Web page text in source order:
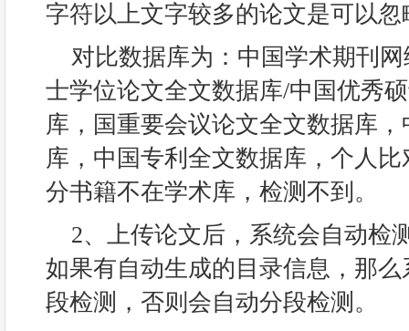
字符以上文字较多的论文是可以忽
对比数据库为：中国学术期刊
士学位论文全文数据库/中国优秀
库，国重要会议论文全文数据库
库，中国专利全文数据库，个人
分书籍不在学术库，检测不到。
2、上传论文后，系统会自动检
如果有自动生成的目录信息，那
段检测，否则会自动分段检测。